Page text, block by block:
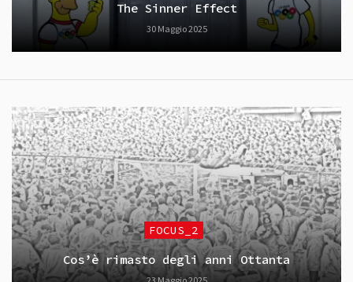
The Sinner Effect
30 Maggio 2025
FOCUS_2
Cos’è rimasto degli anni Ottanta